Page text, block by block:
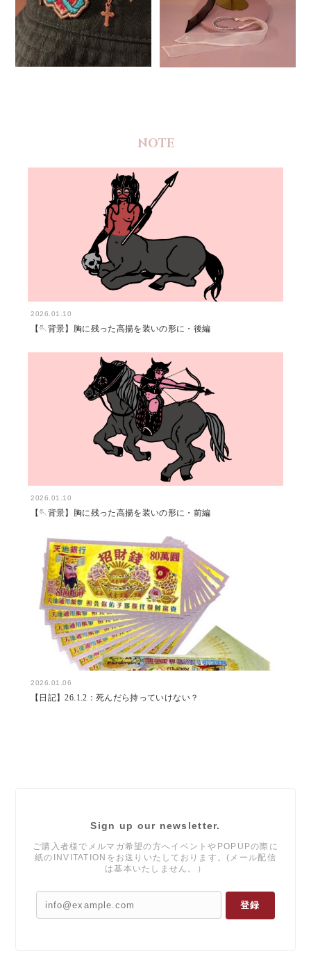
NOTE
2026.01.10
【🪡背景】胸に残った高揚を装いの形に・後編
2026.01.10
【🪡背景】胸に残った高揚を装いの形に・前編
2026.01.06
【日記】26.1.2：死んだら持っていけない？
Sign up our newsletter.
ご購入者様でメルマガ希望の方へイベントやPOPUPの際に
紙のINVITATIONをお送りいたしております。(メール配信
は基本いたしません。）
登録